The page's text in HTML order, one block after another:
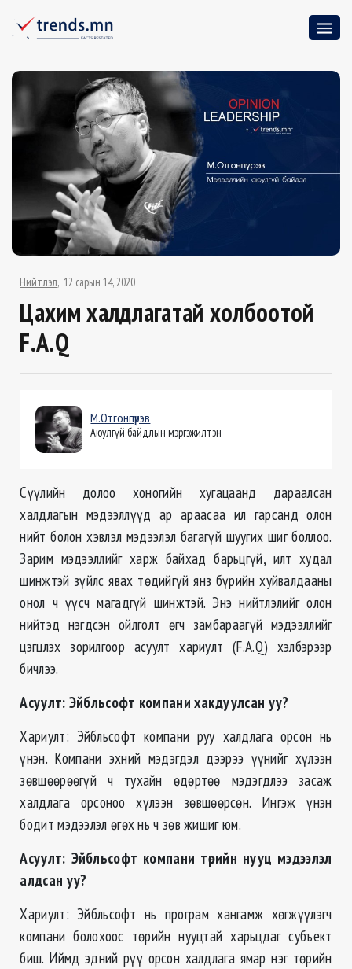
Нийтлэл 12 сарын 14, 2020
Цахим халдлагатай холбоотой
F.A.Q
М.Отгонпүрэв
Аюулгүй байдлын мэргэжилтэн
Сүүлийн долоо хоногийн хугацаанд дараалсан
халдлагын мэдээллүүд ар араасаа ил гарсанд олон
нийт болон хэвлэл мэдээлэл багагүй шуугих шиг боллоо.
Зарим мэдээллийг харж байхад барьцгүй, илт худал
шинжтэй зүйлс явах төдийгүй янз бүрийн хуйвалдааны
онол ч үүсч магадгүй шинжтэй. Энэ нийтлэлийг олон
нийтэд нэгдсэн ойлголт өгч замбараагүй мэдээллийг
цэгцлэх зорилгоор асуулт хариулт (F.A.Q) хэлбэрээр
бичлээ.
Асуулт: Эйбльсофт компани хакдуулсан уу?
Хариулт: Эйбльсофт компани руу халдлага орсон нь
үнэн. Компани эхний мэдэгдэл дээрээ үүнийг хүлээн
зөвшөөрөөгүй ч тухайн өдөртөө мэдэгдлээ засаж
халдлага орсоноо хүлээн зөвшөөрсөн. Ингэж үнэн
бодит мэдээлэл өгөх нь ч зөв жишиг юм.
Асуулт: Эйбльсофт компани төрийн нууц мэдээлэл
алдсан уу?
Хариулт: Эйбльсофт нь програм хангамж хөгжүүлэгч
компани болохоос төрийн нууцтай харьцдаг субъект
биш. Иймд эдний рүү орсон халдлага ямар нэг төрийн